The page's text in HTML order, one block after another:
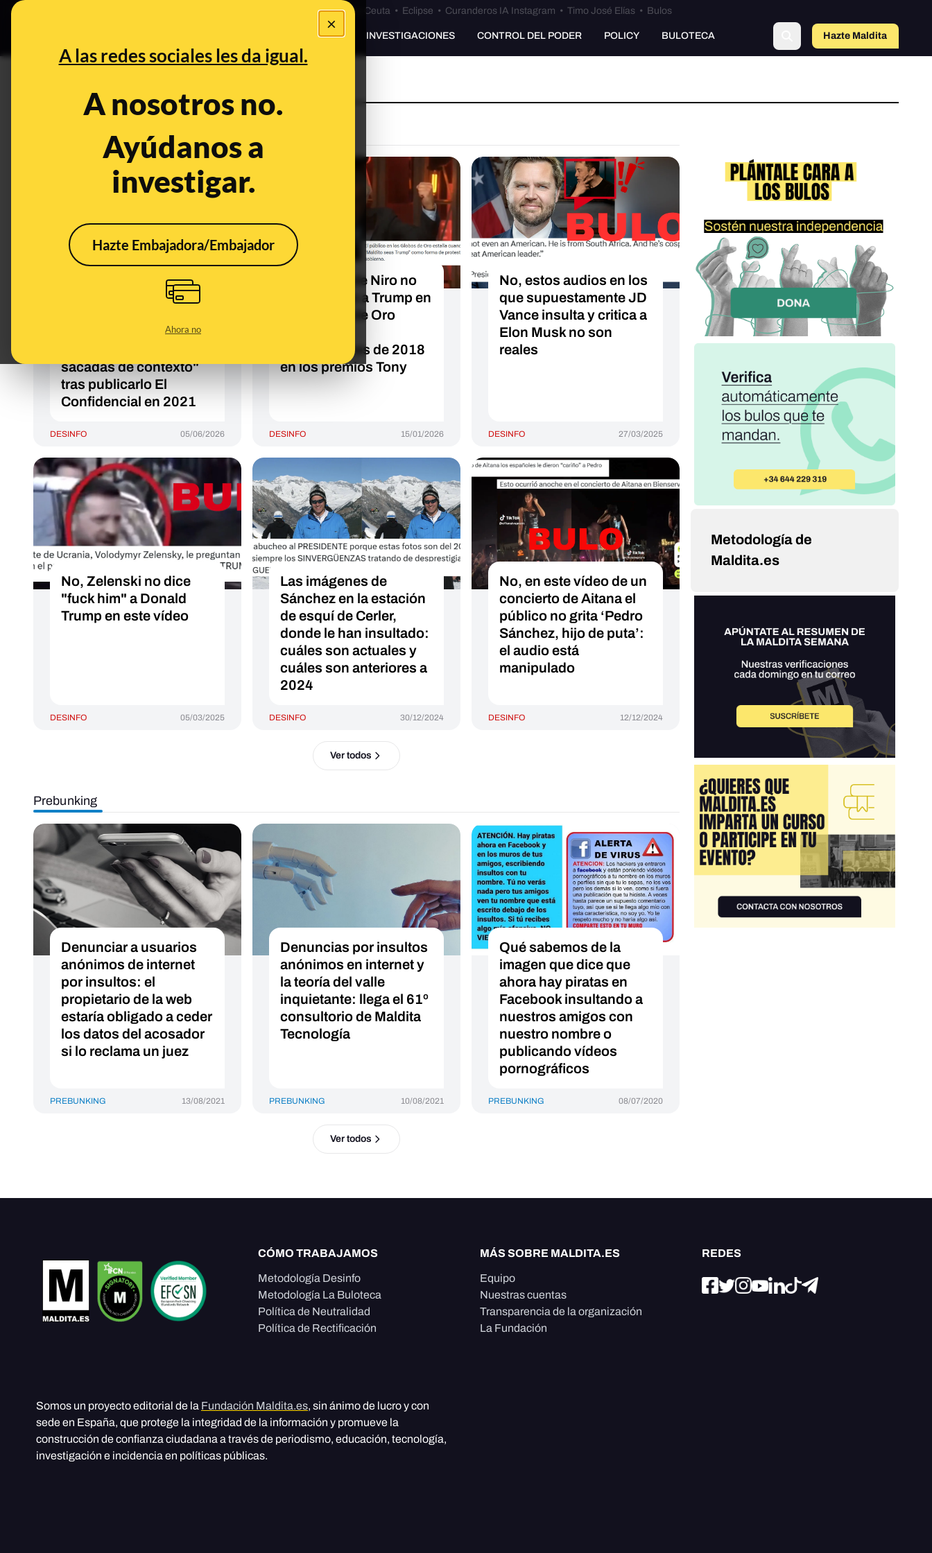
×
A las redes sociales les da igual.
A nosotros no.
Ayúdanos a
investigar.
Hazte Embajadora/Embajador
Ahora no
Especial Ceuta•Bulos Ceuta • Eclipse • Curanderos IA Instagram • Timo José Elías • Bulos
PREBUNKING INVESTIGACIONES CONTROL DEL PODER POLICY BULOTECA Hazte Maldita
insultos
VERDADERO
Sí, Florentino llamó
"imbécil" a Mourinho en
reconoció aunque dijo
sacadas de contexto"
tras publicarlo El
Confidencial en 2021
DESINFO 05/06/2026
No, Robert de Niro no
ha insultado a Trump en
los Globos de Oro
declaraciones de 2018
en los premios Tony
DESINFO 15/01/2026
No, estos audios en los
que supuestamente JD
Vance insulta y critica a
Elon Musk no son
reales
DESINFO 27/03/2025
No, Zelenski no dice
"fuck him" a Donald
Trump en este vídeo
DESINFO 05/03/2025
Las imágenes de
Sánchez en la estación
de esquí de Cerler,
donde le han insultado:
cuáles son actuales y
cuáles son anteriores a
2024
DESINFO 30/12/2024
No, en este vídeo de un
concierto de Aitana el
público no grita ‘Pedro
Sánchez, hijo de puta’:
el audio está
manipulado
DESINFO 12/12/2024
Ver todos
Prebunking
Denunciar a usuarios
anónimos de internet
por insultos: el
propietario de la web
estaría obligado a ceder
los datos del acosador
si lo reclama un juez
PREBUNKING 13/08/2021
Denuncias por insultos
anónimos en internet y
la teoría del valle
inquietante: llega el 61º
consultorio de Maldita
Tecnología
PREBUNKING 10/08/2021
Qué sabemos de la
imagen que dice que
ahora hay piratas en
Facebook insultando a
nuestros amigos con
nuestro nombre o
publicando vídeos
pornográficos
PREBUNKING 08/07/2020
Ver todos
Metodología de
Maldita.es
CÓMO TRABAJAMOS
Metodología Desinfo
Metodología La Buloteca
Política de Neutralidad
Política de Rectificación
MÁS SOBRE MALDITA.ES
Equipo
Nuestras cuentas
Transparencia de la organización
La Fundación
REDES
Somos un proyecto editorial de la Fundación Maldita.es, sin ánimo de lucro y con
sede en España, que protege la integridad de la información y promueve la
construcción de confianza ciudadana a través de periodismo, educación, tecnología,
investigación e incidencia en políticas públicas.